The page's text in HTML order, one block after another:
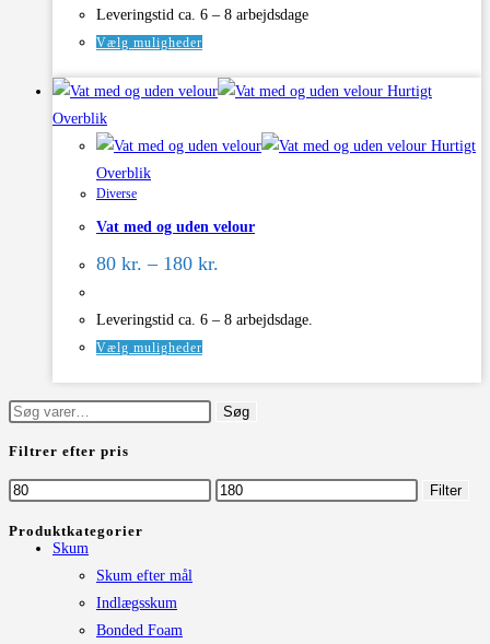
på
varesiden
Leveringstid ca. 6 – 8 arbejdsdage
Vælg muligheder
har
varianter.
vælges
på
Hurtigt
Overblik
Hurtigt
Overblik
Diverse
Vat med og uden velour
80 kr. – 180 kr.
180 kr.
Leveringstid ca. 6 – 8 arbejdsdage.
Vælg mulighederDette
har
flere
Mulighederne
Søg
Søg
Filtrer efter pris
Mindste
Højeste
Filter
Produktkategorier
Skum
Skum efter mål
Indlægsskum
Bonded Foam